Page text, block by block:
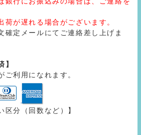
荷が遅れる場合がございます。
確定メールにてご連絡差し上げま
】
ご利用になれます。
区分（回数など）】